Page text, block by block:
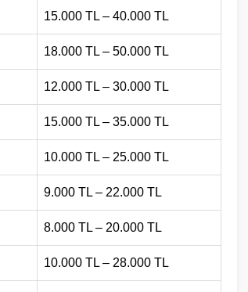
15.000 TL – 40.000 TL
18.000 TL – 50.000 TL
12.000 TL – 30.000 TL
15.000 TL – 35.000 TL
10.000 TL – 25.000 TL
9.000 TL – 22.000 TL
8.000 TL – 20.000 TL
10.000 TL – 28.000 TL